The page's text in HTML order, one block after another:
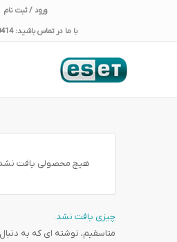
ورود / ثبت نام
با ما در تماس باشید: 09196200414
هیچ محصولی یافت
چیزی یافت نشد.
متاسفیم، نوشته ای که به